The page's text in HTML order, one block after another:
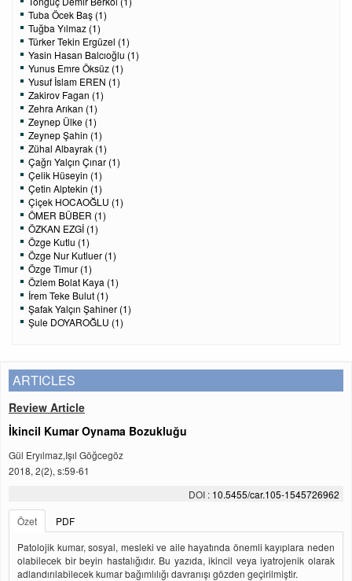
Tuba Öcek Baş (1)
Tuğba Yılmaz (1)
Türker Tekin Ergüzel (1)
Yasin Hasan Balcıoğlu (1)
Yunus Emre Öksüz (1)
Yusuf İslam EREN (1)
Zakirov Fagan (1)
Zehra Arıkan (1)
Zeynep Ülke (1)
Zeynep Şahin (1)
Zühal Albayrak (1)
Çağrı Yalçın Çınar (1)
Çelik Hüseyin (1)
Çetin Alptekin (1)
Çiçek HOCAOĞLU (1)
ÖMER BÜBER (1)
ÖZKAN EZGİ (1)
Özge Kutlu (1)
Özge Nur Kutluer (1)
Özge Timur (1)
Özlem Bolat Kaya (1)
İrem Teke Bulut (1)
Şafak Yalçın Şahiner (1)
Şule DOYAROĞLU (1)
ARTICLES
Review Article
İkincil Kumar Oynama Bozukluğu
Gül Eryılmaz,Işıl Göğcegöz
2018, 2(2), s:59-61
DOI : 10.5455/car.105-1545726962
Özet
PDF
Patolojik kumar, sosyal, mesleki ve aile hayatında önemli kayıplara neden
olabilecek bir beyin hastalığıdır. Bu yazıda, ikincil veya iyatrojenik olarak
adlandırılabilecek kumar bağımlılığı davranışı gözden geçirilmiştir.